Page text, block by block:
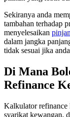
Sekiranya anda
tambahan terhadap
menyelesaikan
dalam jangka
tidak sesuai jika
Di Mana
Refinance
Kalkulator refinance
syarikat kewangan,